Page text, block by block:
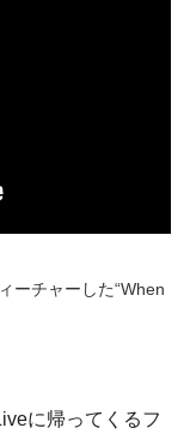
ーチャーした“When
に帰ってくるフ